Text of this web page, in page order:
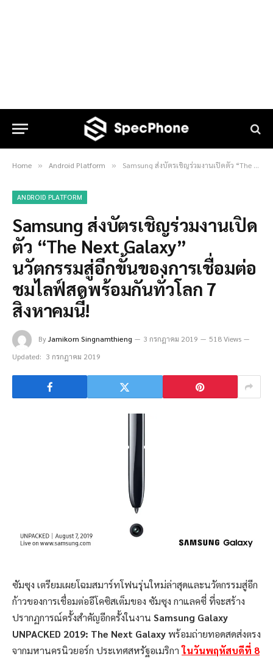
Home » Android Platform » Samsung ส่งบัตรเชิญร่วมงานเปิดตัว “The Next Galaxy” นวัตกรรมสู่อีกขั้นของการเชื่อมต่อ ชมไลฟ์สดพร้อมกันทั่วโลก 7 สิงหาคมนี้!
ANDROID PLATFORM
Samsung ส่งบัตรเชิญร่วมงานเปิด
ตัว “The Next Galaxy”
นวัตกรรมสู่อีกขั้นของการเชื่อมต่อ
ชมไลฟ์สดพร้อมกันทั่วโลก 7
สิงหาคมนี้!
ByJamikorn Singnamthieng 3 กรกฎาคม 2019
518 Views
Updated: 3 กรกฎาคม 2019
ซัมซุง เตรียมเผยโฉมสมาร์ทโฟนรุ่นใหม่ล่าสุดและนวัตกรรมสู่อีก
ก้าวของการเชื่อมต่ออีโคซิสเต็มของ ซัมซุง กาแลคซี่ ที่จะสร้าง
ปรากฏการณ์ครั้งสำคัญอีกครั้งในงาน Samsung Galaxy
UNPACKED 2019: The Next Galaxyพร้อมถ่ายทอดสดส่งตรง
จากมหานครนิวยอร์ก ประเทศสหรัฐอเมริกาในวันพฤหัสบดีที่ 8